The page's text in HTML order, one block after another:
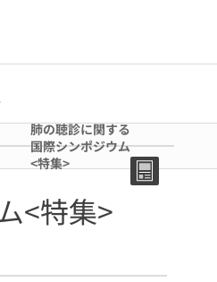
肺の聴診に関する
国際シンポジウム
<特集>
<特集>